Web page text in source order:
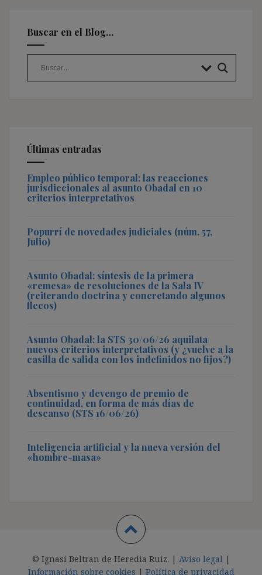
Buscar en el Blog…
Últimas entradas
Empleo público temporal: las reacciones
jurisdiccionales al asunto Obadal en 10
criterios interpretativos
Popurrí de novedades judiciales (núm. 57,
Julio)
Asunto Obadal: síntesis de la primera
«remesa» de resoluciones de la Sala IV
(reiterando doctrina y concretando algunos
flecos)
Asunto Obadal: la STS 30/06/26 aquilata
nuevos criterios interpretativos (y ¿vuelve a la
casilla de salida con los indefinidos no fijos?)
Absentismo y devengo de premio de
continuidad, en forma de más días de
descanso (STS 16/06/26)
Inteligencia artificial y la nueva versión del
«hombre-masa»
© Ignasi Beltran de Heredia Ruiz. | Aviso legal |
Información sobre cookies | Política de privacidad